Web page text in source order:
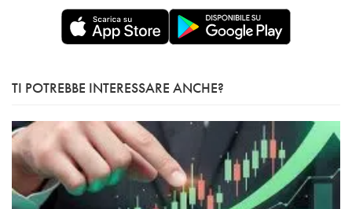
TI POTREBBE INTERESSARE ANCHE?